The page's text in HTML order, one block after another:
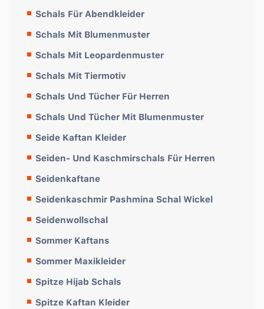
Schals Für Abendkleider
Schals Mit Blumenmuster
Schals Mit Leopardenmuster
Schals Mit Tiermotiv
Schals Und Tücher Für Herren
Schals Und Tücher Mit Blumenmuster
Seide Kaftan Kleider
Seiden- Und Kaschmirschals Für Herren
Seidenkaftane
Seidenkaschmir Pashmina Schal Wickel
Seidenwollschal
Sommer Kaftans
Sommer Maxikleider
Spitze Hijab Schals
Spitze Kaftan Kleider